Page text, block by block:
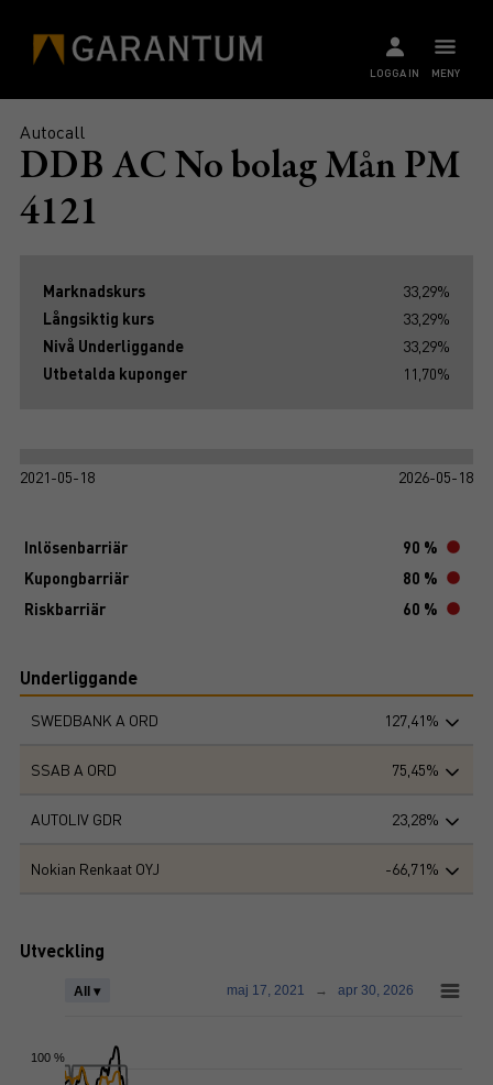
MENY
LOGGA IN
Autocall
DDB AC No bolag Mån PM
4121
Marknadskurs
33,29%
Långsiktig kurs
33,29%
Nivå Underliggande
33,29%
Utbetalda kuponger
11,70%
2021-05-18 2026-05-18
Inlösenbarriär
90 %
Kupongbarriär
80 %
Riskbarriär
60 %
Underliggande
SWEDBANK A ORD 127,41%
SSAB A ORD 75,45%
AUTOLIV GDR 23,28%
Nokian Renkaat OYJ -66,71%
Utveckling
All ▾ maj 17, 2021 → apr 30, 2026
100 %